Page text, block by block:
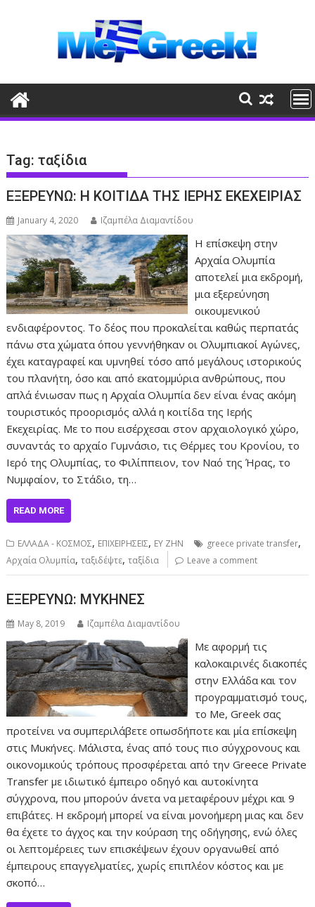
Tag:ταξίδια
ΕΞΕΡΕΥΝΩ: Η ΚΟΙΤΙΔΑ ΤΗΣ ΙΕΡΗΣ ΕΚΕΧΕΙΡΙΑΣ
January 4, 2020 Ιζαμπέλα Διαμαντίδου
Η επίσκεψη στην
Αρχαία Ολυμπία
αποτελεί μια εκδρομή,
μια εξερεύνηση
οικουμενικού
ενδιαφέροντος. Το δέος που προκαλείται καθώς περπατάς
πάνω στα χώματα όπου γεννήθηκαν οι Ολυμπιακοί Αγώνες,
έχει καταγραφεί και υμνηθεί τόσο από μεγάλους ιστορικούς
του πλανήτη, όσο και από εκατομμύρια ανθρώπους, που
απλά ένιωσαν πως η Αρχαία Ολυμπία δεν είναι ένας ακόμη
τουριστικός προορισμός αλλά η κοιτίδα της Ιερής
Εκεχειρίας. Με το που εισέρχεσαι στον αρχαιολογικό χώρο,
συναντάς το αρχαίο Γυμνάσιο, τις Θέρμες του Κρονίου, το
Ιερό της Ολυμπίας, το Φιλίππειον, τον Ναό της Ήρας, το
Νυμφαίον, το Στάδιο, τη…
READ MORE
ΕΛΛΑΔΑ - ΚΟΣΜΟΣ, ΕΠΙΧΕΙΡΗΣΕΙΣ, ΕΥ ΖΗΝ greece private transfer,
Αρχαία Ολυμπία,ταξιδέψτε,ταξίδια Leave a comment
ΕΞΕΡΕΥΝΩ: ΜΥΚΗΝΕΣ
May 8, 2019 Ιζαμπέλα Διαμαντίδου
Με αφορμή τις
καλοκαιρινές διακοπές
στην Ελλάδα και τον
προγραμματισμό τους,
το Μe, Greek σας
προτείνει να συμπεριλάβετε οπωσδήποτε και μία επίσκεψη
στις Μυκήνες. Μάλιστα, ένας από τους πιο σύγχρονους και
οικονομικούς τρόπους προσφέρεται από την Greece Private
Transfer με ιδιωτικό έμπειρο οδηγό και αυτοκίνητα
σύγχρονα, που μπορούν άνετα να μεταφέρουν μέχρι και 9
επιβάτες. Η εκδρομή μπορεί να είναι μονοήμερη μιας και δεν
θα έχετε το άγχος και την κούραση της οδήγησης, ενώ όλες
οι λεπτομέρειες των επισκέψεων έχουν οργανωθεί από
έμπειρους επαγγελματίες, χωρίς επιπλέον κόστος και με
σκοπό…